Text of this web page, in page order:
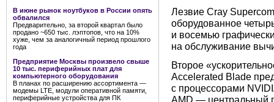
В июне рынок ноутбуков в России опять
обвалился
Предварительно, за второй квартал было
продано ~650 тыс. лэптопов, что на 10%
хуже, чем за аналогичный период прошлого
года
Предприятие Москвы произвело свыше
10 тыс. периферийных плат для
компьютерного оборудования
В планах по расширению ассортимента —
модемы LTE, модули оперативной памяти,
периферийные устройства для ПК
Лезвие Cray
оборудованное
и восемью
на обслуживание
Второе
Accelerated Blade
с процессорами
AMD — центральный